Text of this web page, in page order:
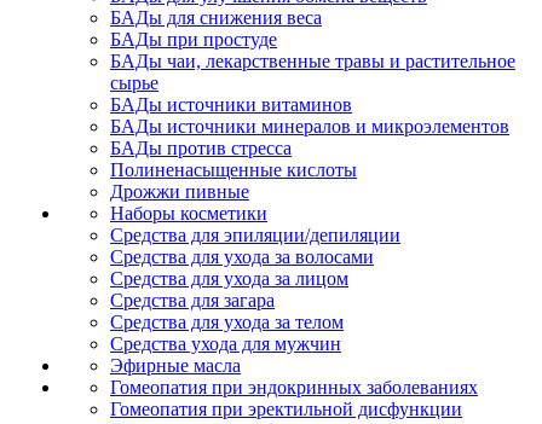
БАДы для снижения веса
БАДы при простуде
БАДы чаи, лекарственные травы и растительное
сырье
БАДы источники витаминов
БАДы источники минералов и микроэлементов
БАДы против стресса
Полиненасыщенные кислоты
Дрожжи пивные
Наборы косметики
Средства для эпиляции/депиляции
Средства для ухода за волосами
Средства для ухода за лицом
Средства для загара
Средства для ухода за телом
Средства ухода для мужчин
Эфирные масла
Гомеопатия при эндокринных заболеваниях
Гомеопатия при эректильной дисфункции